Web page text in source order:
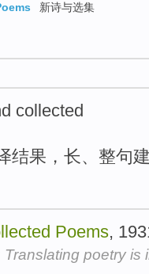
新诗与选集
collected
结果，长、整句
Poems,
Translating poetry is